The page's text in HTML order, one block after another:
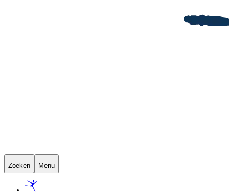
Zoeken Menu